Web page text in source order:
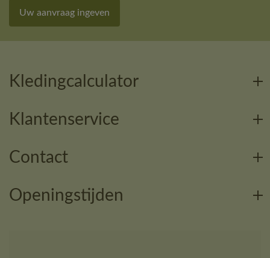
Uw aanvraag ingeven
Kledingcalculator
Klantenservice
Contact
Openingstijden